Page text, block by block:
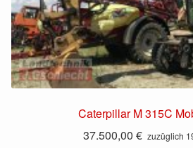
Caterpillar M 315C
37.500,00 € zuzüglich